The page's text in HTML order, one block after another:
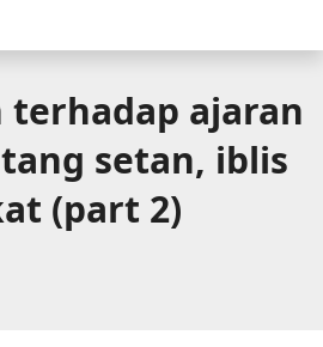
terhadap ajaran
setan, iblis
(part 2)